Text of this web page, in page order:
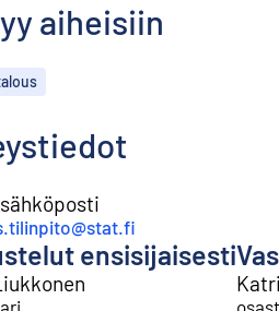
aiheisiin
ensisijaisesti